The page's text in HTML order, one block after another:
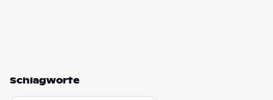
Schlagworte